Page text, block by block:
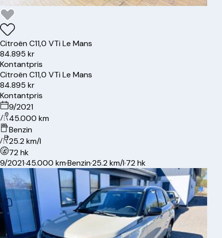
CitroënC11,0 VTi Le Mans
84.895 kr
Kontantpris
CitroënC11,0 VTi Le Mans
84.895 kr
Kontantpris
9/2021
45.000 km
Benzin
25.2 km/l
72 hk
9/2021·45.000 km·Benzin·25.2 km/l·72 hk